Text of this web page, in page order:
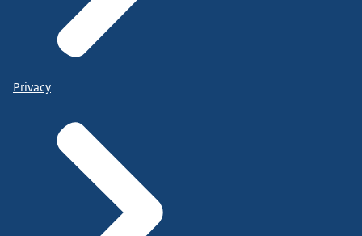
Privacy